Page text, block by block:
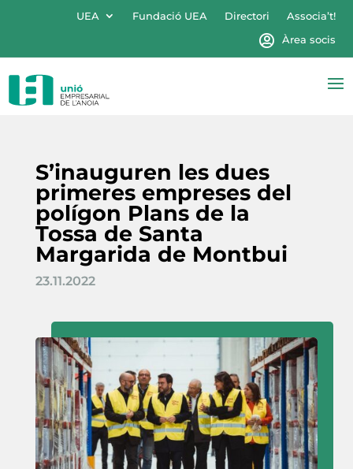
UEA Fundació UEA Directori
Associa’t!
Àrea socis
S’inauguren les dues
primeres empreses del
polígon Plans de la
Tossa de Santa
Margarida de Montbui
23.11.2022